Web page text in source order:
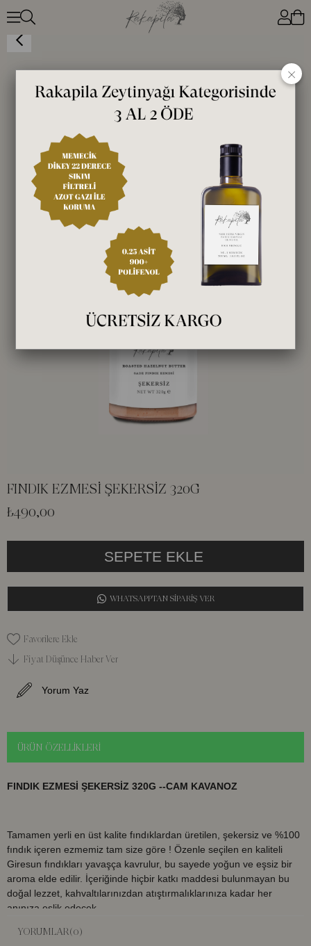
FINDIK EZMESİ ŞEKERSİZ 320G
FINDIK EZMESİ ŞEKERSİZ 320G
₺490,00
WHATSAPPTAN SİPARİŞ VER
Favorilere Ekle
Fiyat Düşünce Haber Ver
Yorum Yaz
ÜRÜN ÖZELLIKLERI
FINDIK EZMESİ ŞEKERSİZ 320G --CAM KAVANOZ
Tamamen yerli en üst kalite fındıklardan üretilen, şekersiz ve %100
fındık içeren ezmemiz tam size göre ! Özenle seçilen en kaliteli
Giresun fındıkları yavaşça kavrulur, bu sayede yoğun ve eşsiz bir
aroma elde edilir. İçeriğinde hiçbir katkı maddesi bulunmayan bu
doğal lezzet, kahvaltılarınızdan atıştırmalıklarınıza kadar her
anınıza eşlik edecek.
YORUMLAR(0)
×